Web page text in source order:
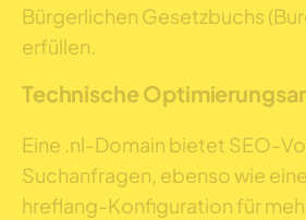
Bürgerlichen Gesetzbuchs
erfüllen.
Technische
Eine .nl-Domain bietet SEO-
Suchanfragen, ebenso wie
hreflang-Konfiguration für